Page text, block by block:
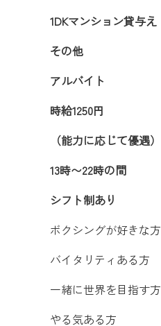
1DKマンション貸与え
その他
アルバイト
時給1250円
（能力に応じて優遇）
13時〜22時の間
シフト制あり
ボクシングが好きな方
バイタリティある方
一緒に世界を目指す方
やる気ある方